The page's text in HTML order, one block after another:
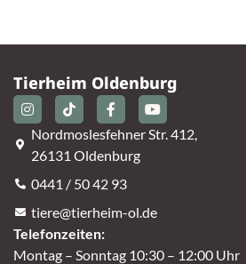
Tierheim Oldenburg
Nordmoslesfehner Str. 412,
26131 Oldenburg
0441 / 50 42 93
tiere@tierheim-ol.de
Telefonzeiten:
Montag – Sonntag 10:30 – 12:00 Uhr